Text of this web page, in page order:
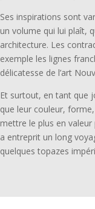
Ses inspirations sont
un volume qui lui plaît,
architecture. Les
exemple les lignes
délicatesse de l’art
Et surtout, en tant que
que leur couleur,
mettre le plus en
a entreprit un long
quelques topazes